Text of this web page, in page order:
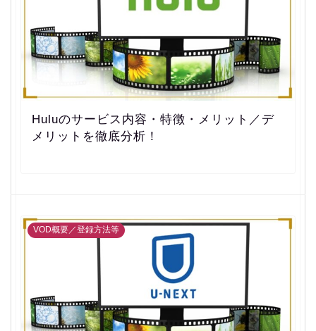
Huluのサービス内容・特徴・メリット／デ
メリットを徹底分析！
VOD概要／登録方法等